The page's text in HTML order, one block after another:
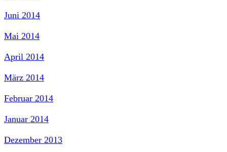
Juni 2014
Mai 2014
April 2014
März 2014
Februar 2014
Januar 2014
Dezember 2013